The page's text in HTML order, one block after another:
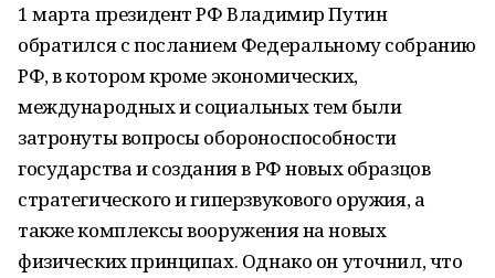
1 марта президент РФ Владимир Путин
обратился с посланием Федеральному собранию
РФ, в котором кроме экономических,
международных и социальных тем были
затронуты вопросы обороноспособности
государства и создания в РФ новых образцов
стратегического и гиперзвукового оружия, а
также комплексы вооружения на новых
физических принципах. Однако он уточнил, что